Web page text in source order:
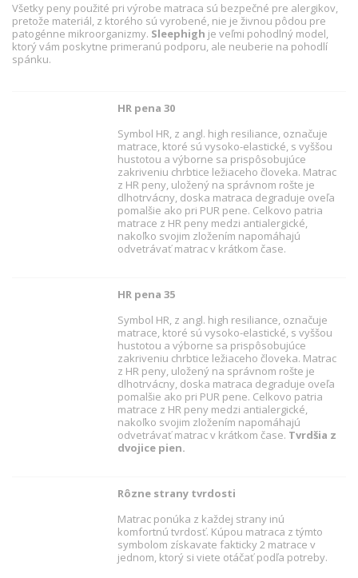
Všetky peny použité pri výrobe matraca sú bezpečné pre alergikov,
pretože materiál, z ktorého sú vyrobené, nie je živnou pôdou pre
patogénne mikroorganizmy. Sleephigh je veľmi pohodlný model,
ktorý vám poskytne primeranú podporu, ale neuberie na pohodlí
spánku.
HR pena 30
Symbol HR, z angl. high resiliance, označuje
matrace, ktoré sú vysoko-elastické, s vyššou
hustotou a výborne sa prispôsobujúce
zakriveniu chrbtice ležiaceho človeka. Matrac
z HR peny, uložený na správnom rošte je
dlhotrvácny, doska matraca degraduje oveľa
pomalšie ako pri PUR pene. Celkovo patria
matrace z HR peny medzi antialergické,
nakoľko svojim zložením napomáhajú
odvetrávať matrac v krátkom čase.
HR pena 35
Symbol HR, z angl. high resiliance, označuje
matrace, ktoré sú vysoko-elastické, s vyššou
hustotou a výborne sa prispôsobujúce
zakriveniu chrbtice ležiaceho človeka. Matrac
z HR peny, uložený na správnom rošte je
dlhotrvácny, doska matraca degraduje oveľa
pomalšie ako pri PUR pene. Celkovo patria
matrace z HR peny medzi antialergické,
nakoľko svojim zložením napomáhajú
odvetrávať matrac v krátkom čase. Tvrdšia z
dvojice pien.
Rôzne strany tvrdosti
Matrac ponúka z každej strany inú
komfortnú tvrdosť. Kúpou matraca z týmto
symbolom získavate fakticky 2 matrace v
jednom, ktorý si viete otáčať podľa potreby.